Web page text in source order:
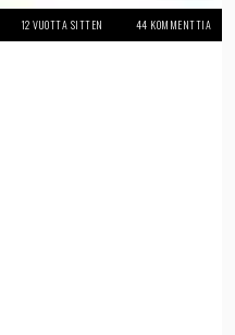
12 VUOTTA SITTEN 44 KOMMENTTIA